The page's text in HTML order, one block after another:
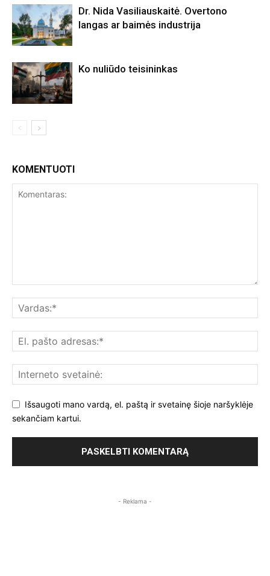
Dr. Nida Vasiliauskaitė. Overtono
langas ar baimės industrija
Ko nuliūdo teisininkas
KOMENTUOTI
Išsaugoti mano vardą, el. paštą ir svetainę šioje naršyklėje
sekančiam kartui.
- Reklama -